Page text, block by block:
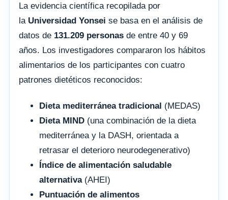
La evidencia científica recopilada por
la Universidad Yonsei se basa en el análisis de
datos de 131.209 personas de entre 40 y 69
años. Los investigadores compararon los hábitos
alimentarios de los participantes con cuatro
patrones dietéticos reconocidos:
Dieta mediterránea tradicional (MEDAS)
Dieta MIND (una combinación de la dieta
mediterránea y la DASH, orientada a
retrasar el deterioro neurodegenerativo)
Índice de alimentación saludable
alternativa(AHEI)
Puntuación de alimentos